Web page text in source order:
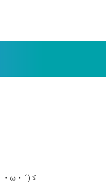
・ω・´)ゞ